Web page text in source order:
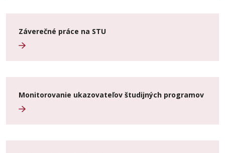
Záverečné práce na STU
Monitorovanie ukazovateľov študijných programov